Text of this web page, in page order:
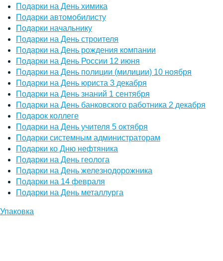
Подарки на День химика
Подарки автомобилисту
Подарки начальнику
Подарки на День строителя
Подарки на День рождения компании
Подарки на День России 12 июня
Подарки на День полиции (милиции) 10 ноября
Подарки на День юриста 3 декабря
Подарки на День знаний 1 сентября
Подарки на День банковского работника 2 декабря
Подарок коллеге
Подарки на День учителя 5 октября
Подарки системным администраторам
Подарки ко Дню нефтяника
Подарки на День геолога
Подарки на День железнодорожника
Подарки на 14 февраля
Подарки на День металлурга
Упаковка